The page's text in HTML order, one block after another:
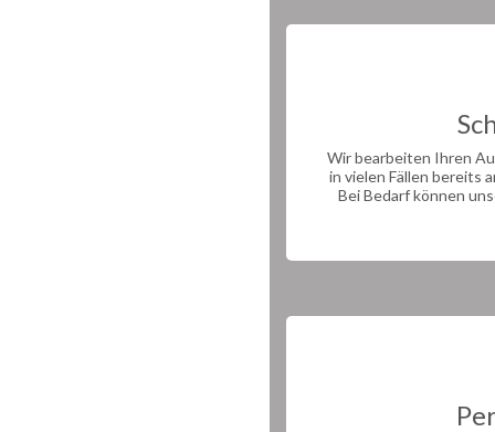
Wir bearbeiten Ihren
in vielen Fällen bereits
Bei Bedarf können